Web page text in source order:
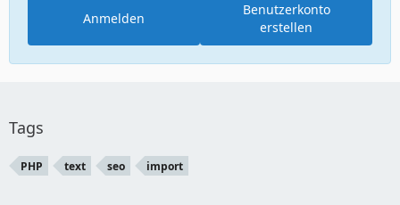
Benutzerkonto
erstellen
Anmelden
Tags
PHP text seo import